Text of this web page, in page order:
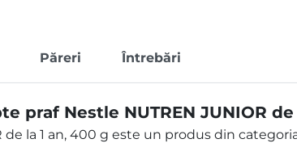
Păreri Întrebări
praf Nestle NUTREN JUNIOR de
de la 1 an, 400 g este un produs din